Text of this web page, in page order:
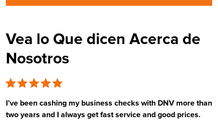
Vea lo Que dicen Acerca de
Nosotros
I’ve been cashing my business checks with DNV more than
two years and I always get fast service and good prices.